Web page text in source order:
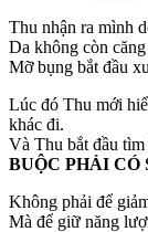
Thu nhận ra mình
Da không còn
Mỡ bụng bắt đầu
Lúc đó Thu mới
khác đi.
Và Thu bắt đầu tìm
BUỘC PHẢI CÓ
Không phải để
Mà để giữ năng